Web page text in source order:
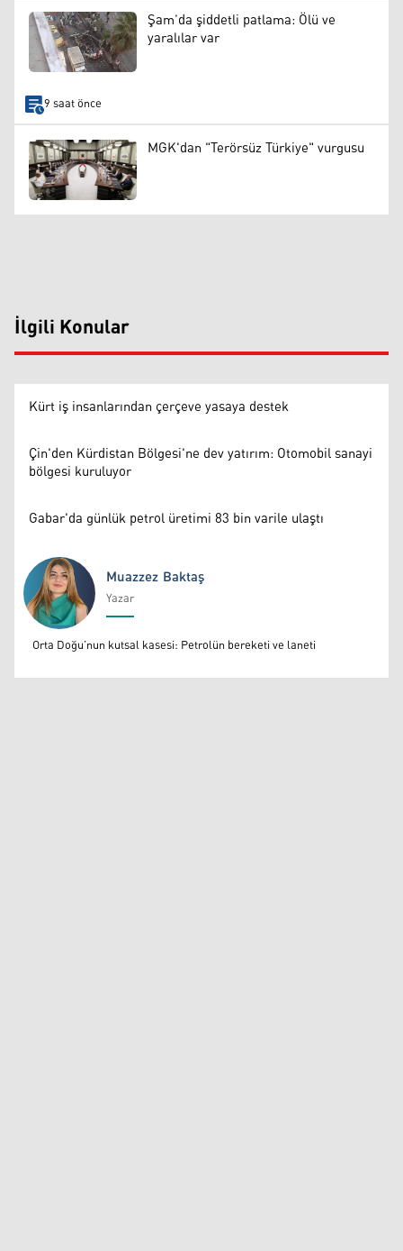
Şam’da şiddetli patlama: Ölü ve
yaralılar var
9 saat önce
MGK'dan "Terörsüz Türkiye" vurgusu
İlgili Konular
Kürt iş insanlarından çerçeve yasaya destek
Çin'den Kürdistan Bölgesi'ne dev yatırım: Otomobil sanayi
bölgesi kuruluyor
Gabar'da günlük petrol üretimi 83 bin varile ulaştı
Muazzez Baktaş
Muazzez Baktaş
Yazar
Orta Doğu’nun kutsal kasesi: Petrolün bereketi ve laneti